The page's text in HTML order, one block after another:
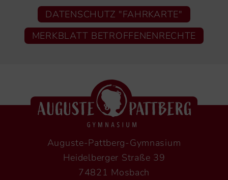
DATENSCHUTZ "FAHRKARTE"
MERKBLATT BETROFFENENRECHTE
Auguste-Pattberg-Gymnasium
Heidelberger Straße 39
74821 Mosbach